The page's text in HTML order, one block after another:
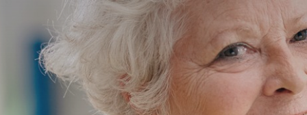
Ga direct naar de content
Veel gezocht